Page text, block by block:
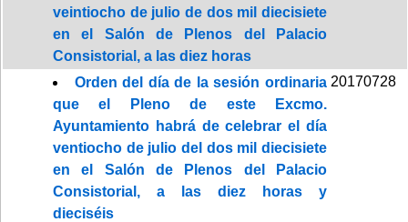
veintiocho de julio de dos mil diecisiete
en el Salón de Plenos del Palacio
Consistorial, a las diez horas
Orden del día de la sesión ordinaria
que el Pleno de este Excmo.
Ayuntamiento habrá de celebrar el día
ventiocho de julio del dos mil diecisiete
en el Salón de Plenos del Palacio
Consistorial, a las diez horas y
dieciséis
20170728